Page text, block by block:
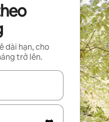
dài hạn, cho
trở lên.
phím mũi tên lên và xuống